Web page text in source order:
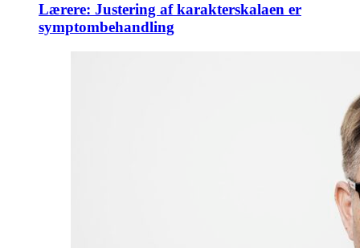
Lærere: Justering af karakterskalaen er
symptombehandling